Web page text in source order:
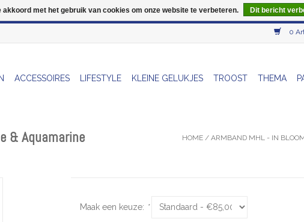
0
ACCESSOIRES LIFESTYLE KLEINE GELUKJES TROOST THEMA
& Aquamarine
HOME / ARMBAND MHL - IN
Maak een keuze: *
akkoord met het gebruik van cookies om onze website te verbeteren. Dit bericht
Wij zijn uitzonderlijk gesloten op Do 06/08 en Do 13/08